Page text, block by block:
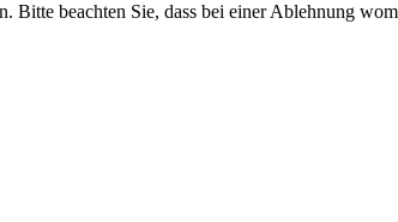
Bitte beachten Sie, dass bei einer Ablehnung